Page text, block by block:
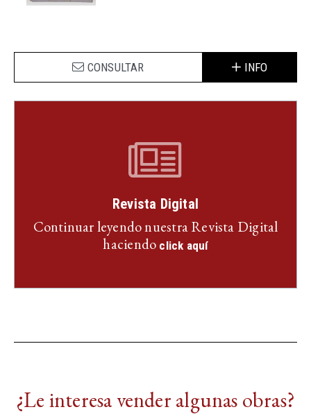
CONSULTAR INFO
Revista Digital
Continuar leyendo nuestra Revista Digital
haciendo click aquí
¿Le interesa vender algunas obras?